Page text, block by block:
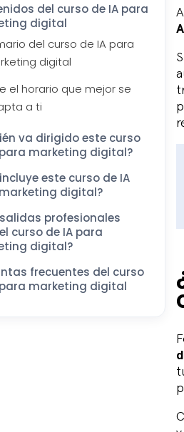
del curso de IA para
digital
del curso de IA para
digital
el horario que mejor se
a ti
va dirigido este curso
marketing digital?
este curso de IA
digital?
salidas profesionales
curso de IA para
digital?
frecuentes del curso
marketing digital